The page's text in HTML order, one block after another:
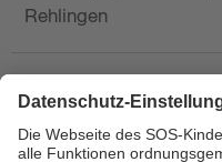
Rehlingen
Hauswirtschafterin
Ausbilderin (m/w/